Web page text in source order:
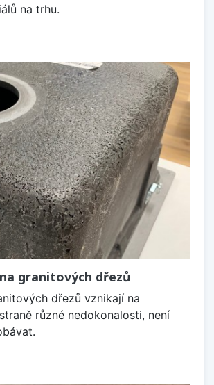
na trhu.
granitových dřezů
dřezů vznikají na
různé nedokonalosti, není